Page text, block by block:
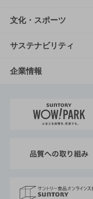
商品一覧
商品発売情報
栄養成分一覧
知る・楽しむTOP
キャンペーン
工場見学
地域情報
文化・スポーツ
文化・スポーツTOP
サントリーホール
サントリーサンバー
サステナビリティ
サステナビリティ
サントリーが考え
企業情報
企業概要
採用情報